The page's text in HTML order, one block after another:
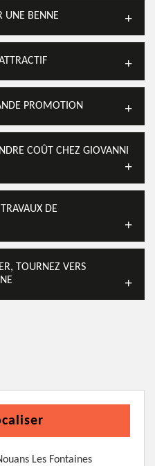
UNE BENNE
PROMOTION
COÛT CHEZ GIOVANNI
DE
TOURNEZ VERS
Les Fontaines